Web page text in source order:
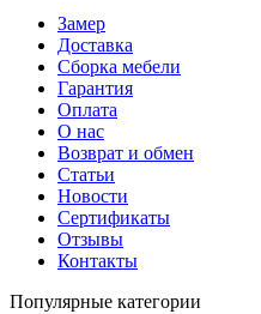
Замер
Доставка
Сборка мебели
Гарантия
Оплата
О нас
Возврат и обмен
Статьи
Новости
Сертификаты
Отзывы
Контакты
Популярные категории